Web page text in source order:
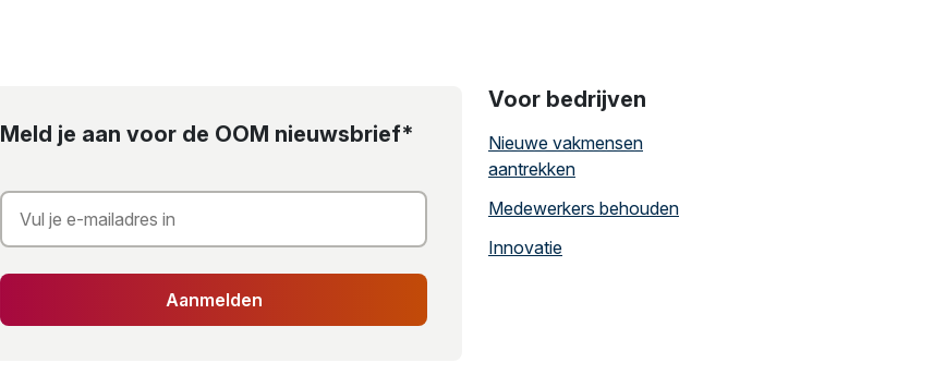
Voor bedrijven
Nieuwe vakmensen
aantrekken
Medewerkers behouden
Innovatie
Meld je aan voor de OOM nieuwsbrief*
Aanmelden